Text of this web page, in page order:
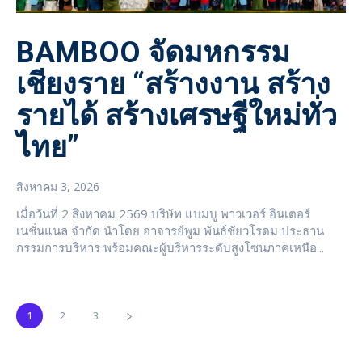
BAMBOO จัดมหกรรม
เชียงราย “สร้างงาน สร้าง
รายได้ สร้างเศรษฐีใหม่ทั่ว
ไทย”
สิงหาคม 3, 2026
เมื่อวันที่ 2 สิงหาคม 2569 บริษัท แบมบู พาวเวอร์ อินเตอร์
เนชั่นแนล จำกัด นำโดย อาจารย์พูม พันธ์ชัยวโรดม ประธาน
กรรมการบริหาร พร้อมคณะผู้บริหารระดับสูงโซนภาคเหนือ...
1 2 3